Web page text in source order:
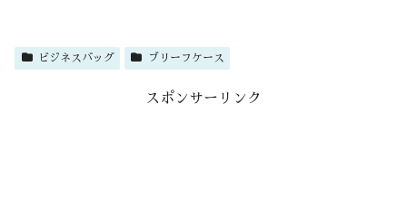
ビジネスバッグ ブリーフケース
スポンサーリンク